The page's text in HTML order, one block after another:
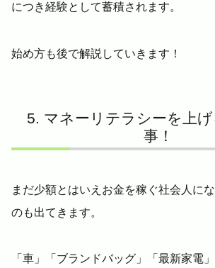
につき経験として蓄積されます。
始め方も後で解説していきます！
マネーリテラシーを上
事！
まだ少額とはいえお金を稼ぐ社会人に
のも出てきます。
「車」「ブランドバッグ」「最新家電